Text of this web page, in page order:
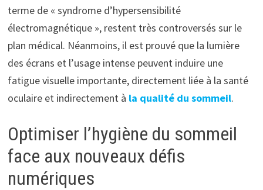
terme de « syndrome d’hypersensibilité
électromagnétique », restent très controversés sur le
plan médical. Néanmoins, il est prouvé que la lumière
des écrans et l’usage intense peuvent induire une
fatigue visuelle importante, directement liée à la santé
oculaire et indirectement à la qualité du sommeil.
Optimiser l’hygiène du sommeil
face aux nouveaux défis
numériques